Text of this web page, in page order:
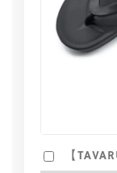
【